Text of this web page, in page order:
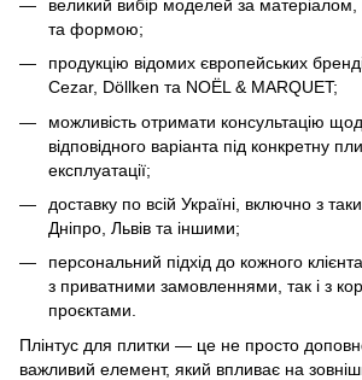
великий вибір моделей за
та формою;
продукцію відомих європейських
Cezar, Döllken та NOËL & MARQUET;
можливість отримати консультацію
відповідного варіанта під конкретну
експлуатації;
доставку по всій Україні, включно з
Дніпро, Львів та іншими;
персональний підхід до кожного
з приватними замовленнями, так і з
проєктами.
Плінтус для плитки — це не просто
важливий елемент, який впливає на